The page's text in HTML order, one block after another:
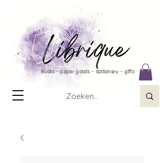
Books - paper goods - stationery - gifts